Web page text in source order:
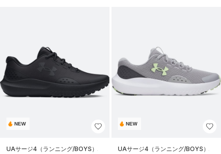
NEW
UAサージ4（ランニング/BOYS）
NEW
UAサージ4（ランニング/BOYS）